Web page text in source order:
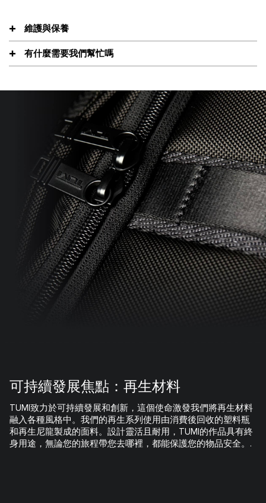
維護與保養
有什麼需要我們幫忙嗎
可持續發展焦點：再生材料
TUMI致力於可持續發展和創新，這個使命激發我們將再生材料
融入各種風格中。我們的再生系列使用由消費後回收的塑料瓶
和再生尼龍製成的面料。設計靈活且耐用，TUMI的作品具有終
身用途，無論您的旅程帶您去哪裡，都能保護您的物品安全。.